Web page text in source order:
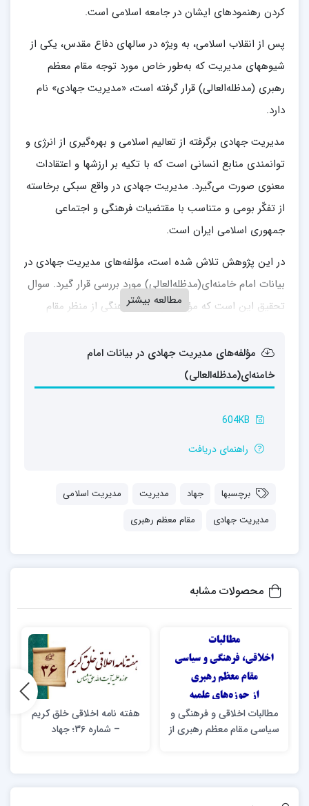
کردن رهنمودهای ایشان در جامعه اسلامی است.
پس از انقلاب اسلامی، به ویژه در سال­های دفاع مقدس، یکی از
شیوه­های مدیریت که به‌طور خاص مورد توجه مقام معظم
رهبری (مدظله‌العالی) قرار گرفته است، «مدیریت جهادی» نام
دارد.
مدیریت جهادی برگرفته از تعالیم اسلامی و بهره­‌گیری از انرژی و
توانمندی منابع انسانی است که با تکیه بر ارزش­ها و اعتقادات
معنوی صورت می‌گیرد. مدیریت جهادی در واقع سبکی برخاسته
از تفکّر بومی و متناسب با مقتضیات فرهنگی و اجتماعی
جمهوری اسلامی ایران است.
در این پژوهش تلاش شده­ است، مؤلفه‌های مدیریت جهادی در
بیانات امام خامنه‌ای(مدظله‌العالی) مورد بررسی قرار گیرد. سوال
تحقیق این است که مؤلفه‌های جهاد فرهنگی از منظر مقام
بنابراین چون در این تحقیق به این سؤال پاسخ داده خواهد
شد، فرضیه نیز وجود ندارد.
نوع تحقیق (کاربردی-توسعه­ای) که با استفاده از روش کیفی و
کتابخانه‌‏ای انجام شده­ است.
در پایان، 18 گزاره، 4 مؤلفه و 32 زیرمؤلفه به­ شرح زیر احصاء
ویژگی­های مدیریت جهادی با 6 زیرمؤلفه؛
دستاوردهای مدیریت جهادی با 13 زیرمؤلفه.
مطالعه بیشتر
مؤلفه‌های مدیریت جهادی در بیانات امام
خامنه‌ای(مدظله‌العالی)
604KB
راهنمای دریافت
برچسبها جهاد‎ مدیریت
مدیریت اسلامی
مدیریت جهادی
مقام معظم رهبری
محصولات مشابه
مطالبات اخلاقی و فرهنگی و
سیاسی مقام معظم رهبری از
هفته نامه اخلاقی خلق کریم
– شماره 36؛ جهاد‎